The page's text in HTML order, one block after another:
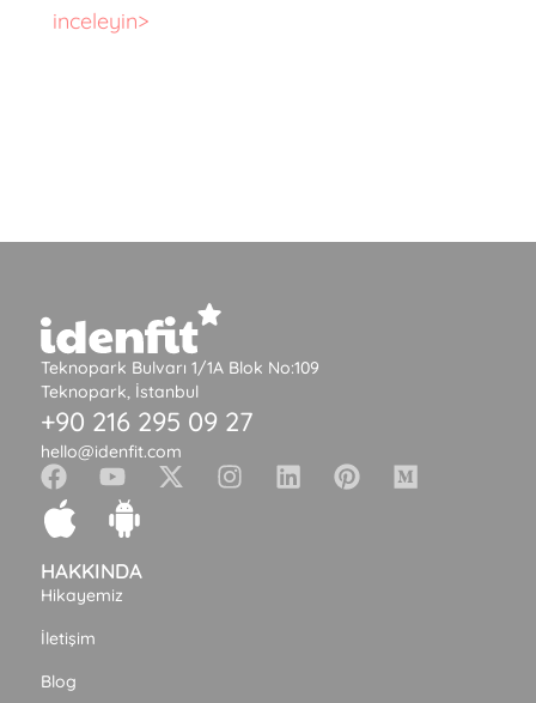
inceleyin>
Teknopark Bulvarı 1/1A Blok No:109
Teknopark, İstanbul
+90 216 295 09 27
hello@idenfit.com
HAKKINDA
Hikayemiz
İletişim
Blog